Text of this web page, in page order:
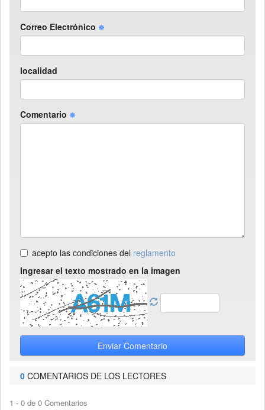
Correo Electrónico
localidad
Comentario
acepto las condiciones del reglamento
Ingresar el texto mostrado en la imagen
Enviar Comentario
0 COMENTARIOS DE LOS LECTORES
1 - 0 de 0 Comentarios